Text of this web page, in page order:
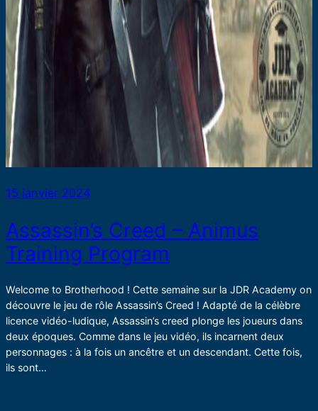
15 janvier 2024
Assassin’s Creed – Animus
Training Program
Welcome to Brotherhood ! Cette semaine sur la JDR Academy on
découvre le jeu de rôle Assassin’s Creed ! Adapté de la célèbre
licence vidéo-ludique, Assassin’s creed plonge les joueurs dans
deux époques. Comme dans le jeu vidéo, ils incarnent deux
personnages : à la fois un ancêtre et un descendant. Cette fois,
ils sont…